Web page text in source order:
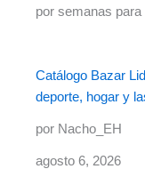
por semanas para
Catálogo Bazar
deporte, hogar y
por Nacho_EH
agosto 6, 2026